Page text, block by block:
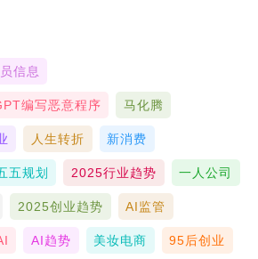
信息
编写恶意程序 马化腾
人生转折 新消费
五规划 2025行业趋势 一人公司
2025创业趋势 AI监管
AI趋势 美妆电商 95后创业